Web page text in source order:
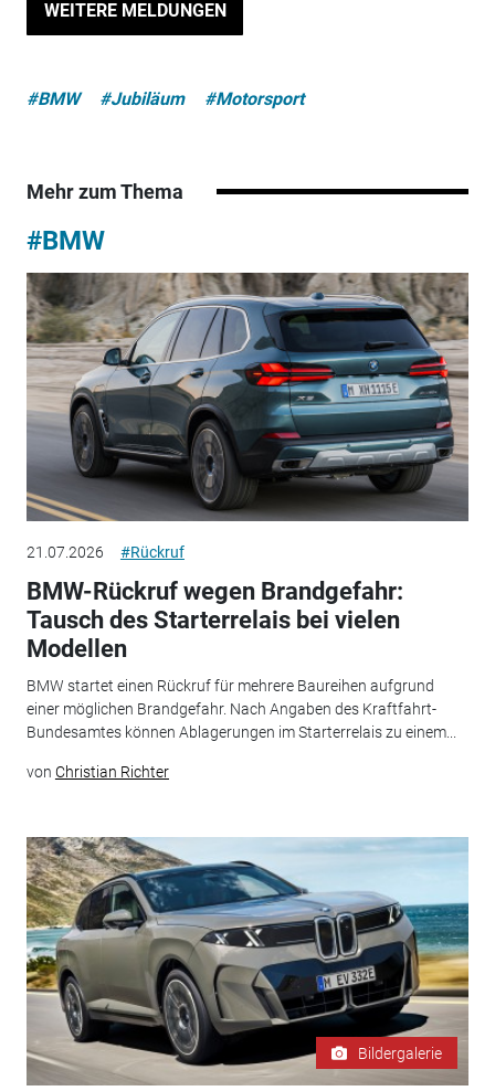
WEITERE MELDUNGEN
#BMW #Jubiläum #Motorsport
Mehr zum Thema
#BMW
21.07.2026 #Rückruf
BMW-Rückruf wegen Brandgefahr:
Tausch des Starterrelais bei vielen
Modellen
BMW startet einen Rückruf für mehrere Baureihen aufgrund
einer möglichen Brandgefahr. Nach Angaben des Kraftfahrt-
Bundesamtes können Ablagerungen im Starterrelais zu einem...
von Christian Richter
Bildergalerie